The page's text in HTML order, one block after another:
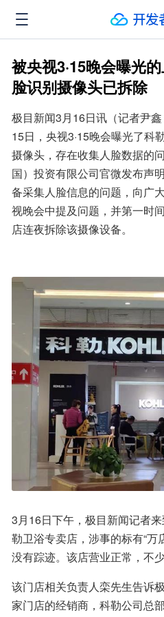
被央视3·15晚会曝光
脸识别摄像头已拆除
极目新闻3月16日讯（记者尹
15日，央视3·15晚会曝光了科
摄像头，存在收集人脸数据的
国）投资有限公司官微发布声
备采集人脸信息的问题，向广
视晚会中提及问题，并第一时
店连夜拆除该摄像设备。
3月16日下午，极目新闻记者
勒卫浴专卖店，涉事的标有“万
没有踪迹。该店营业正常，不
该门店相关负责人栾先生告诉
家门店的经销商，科勒公司总